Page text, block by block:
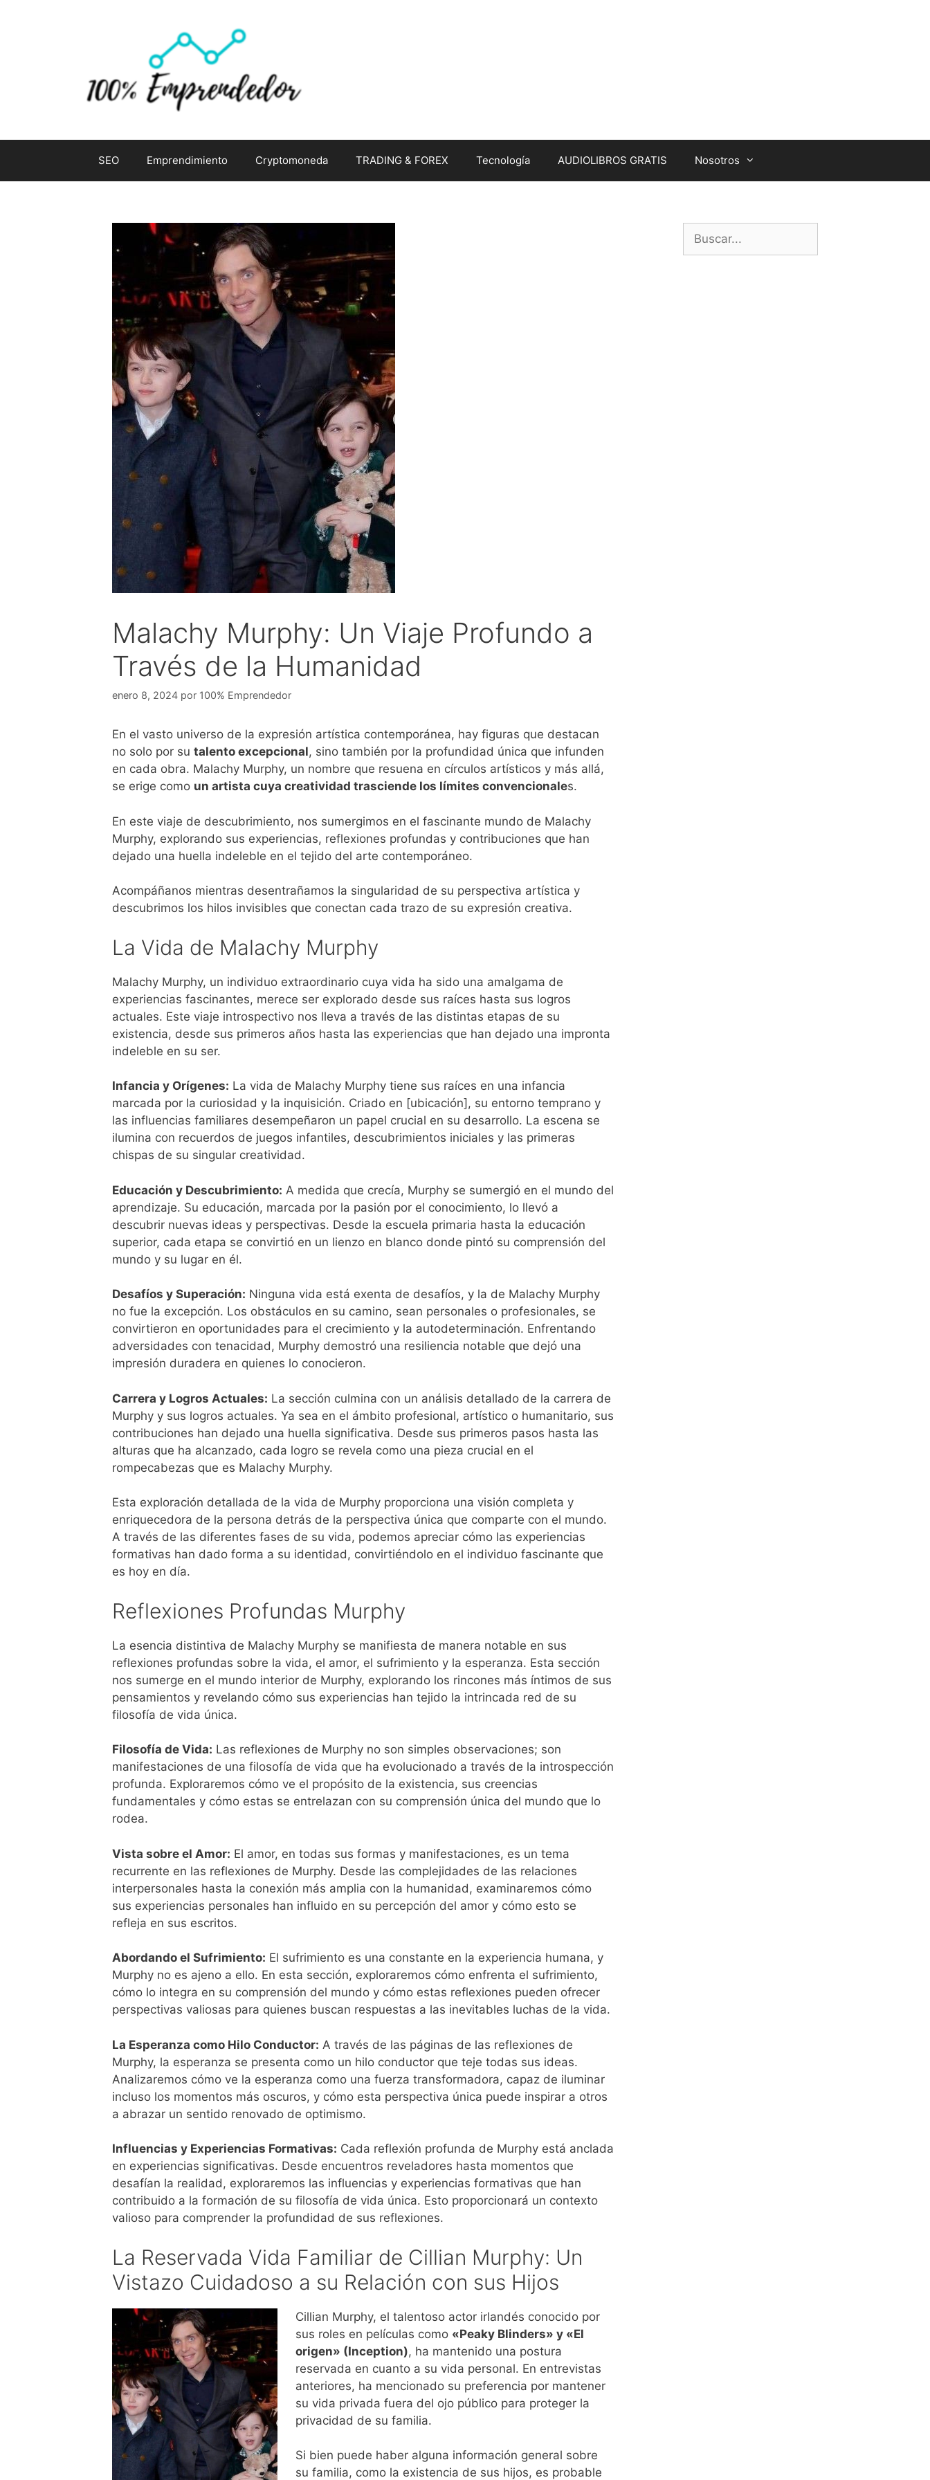
SEO Emprendimiento Cryptomoneda TRADING & FOREX Tecnología AUDIOLIBROS GRATIS Nosotros
Malachy Murphy: Un Viaje Profundo a
Través de la Humanidad
enero 8, 2024 por 100% Emprendedor
En el vasto universo de la expresión artística contemporánea, hay figuras que destacan
no solo por su talento excepcional, sino también por la profundidad única que infunden
en cada obra. Malachy Murphy, un nombre que resuena en círculos artísticos y más allá,
se erige como un artista cuya creatividad trasciende los límites convencionales.
En este viaje de descubrimiento, nos sumergimos en el fascinante mundo de Malachy
Murphy, explorando sus experiencias, reflexiones profundas y contribuciones que han
dejado una huella indeleble en el tejido del arte contemporáneo.
Acompáñanos mientras desentrañamos la singularidad de su perspectiva artística y
descubrimos los hilos invisibles que conectan cada trazo de su expresión creativa.
La Vida de Malachy Murphy
Malachy Murphy, un individuo extraordinario cuya vida ha sido una amalgama de
experiencias fascinantes, merece ser explorado desde sus raíces hasta sus logros
actuales. Este viaje introspectivo nos lleva a través de las distintas etapas de su
existencia, desde sus primeros años hasta las experiencias que han dejado una impronta
indeleble en su ser.
Infancia y Orígenes: La vida de Malachy Murphy tiene sus raíces en una infancia
marcada por la curiosidad y la inquisición. Criado en [ubicación], su entorno temprano y
las influencias familiares desempeñaron un papel crucial en su desarrollo. La escena se
ilumina con recuerdos de juegos infantiles, descubrimientos iniciales y las primeras
chispas de su singular creatividad.
Educación y Descubrimiento: A medida que crecía, Murphy se sumergió en el mundo del
aprendizaje. Su educación, marcada por la pasión por el conocimiento, lo llevó a
descubrir nuevas ideas y perspectivas. Desde la escuela primaria hasta la educación
superior, cada etapa se convirtió en un lienzo en blanco donde pintó su comprensión del
mundo y su lugar en él.
Desafíos y Superación: Ninguna vida está exenta de desafíos, y la de Malachy Murphy
no fue la excepción. Los obstáculos en su camino, sean personales o profesionales, se
convirtieron en oportunidades para el crecimiento y la autodeterminación. Enfrentando
adversidades con tenacidad, Murphy demostró una resiliencia notable que dejó una
impresión duradera en quienes lo conocieron.
Carrera y Logros Actuales: La sección culmina con un análisis detallado de la carrera de
Murphy y sus logros actuales. Ya sea en el ámbito profesional, artístico o humanitario, sus
contribuciones han dejado una huella significativa. Desde sus primeros pasos hasta las
alturas que ha alcanzado, cada logro se revela como una pieza crucial en el
rompecabezas que es Malachy Murphy.
Esta exploración detallada de la vida de Murphy proporciona una visión completa y
enriquecedora de la persona detrás de la perspectiva única que comparte con el mundo.
A través de las diferentes fases de su vida, podemos apreciar cómo las experiencias
formativas han dado forma a su identidad, convirtiéndolo en el individuo fascinante que
es hoy en día.
Reflexiones Profundas Murphy
La esencia distintiva de Malachy Murphy se manifiesta de manera notable en sus
reflexiones profundas sobre la vida, el amor, el sufrimiento y la esperanza. Esta sección
nos sumerge en el mundo interior de Murphy, explorando los rincones más íntimos de sus
pensamientos y revelando cómo sus experiencias han tejido la intrincada red de su
filosofía de vida única.
Filosofía de Vida: Las reflexiones de Murphy no son simples observaciones; son
manifestaciones de una filosofía de vida que ha evolucionado a través de la introspección
profunda. Exploraremos cómo ve el propósito de la existencia, sus creencias
fundamentales y cómo estas se entrelazan con su comprensión única del mundo que lo
rodea.
Vista sobre el Amor: El amor, en todas sus formas y manifestaciones, es un tema
recurrente en las reflexiones de Murphy. Desde las complejidades de las relaciones
interpersonales hasta la conexión más amplia con la humanidad, examinaremos cómo
sus experiencias personales han influido en su percepción del amor y cómo esto se
refleja en sus escritos.
Abordando el Sufrimiento: El sufrimiento es una constante en la experiencia humana, y
Murphy no es ajeno a ello. En esta sección, exploraremos cómo enfrenta el sufrimiento,
cómo lo integra en su comprensión del mundo y cómo estas reflexiones pueden ofrecer
perspectivas valiosas para quienes buscan respuestas a las inevitables luchas de la vida.
La Esperanza como Hilo Conductor: A través de las páginas de las reflexiones de
Murphy, la esperanza se presenta como un hilo conductor que teje todas sus ideas.
Analizaremos cómo ve la esperanza como una fuerza transformadora, capaz de iluminar
incluso los momentos más oscuros, y cómo esta perspectiva única puede inspirar a otros
a abrazar un sentido renovado de optimismo.
Influencias y Experiencias Formativas: Cada reflexión profunda de Murphy está anclada
en experiencias significativas. Desde encuentros reveladores hasta momentos que
desafían la realidad, exploraremos las influencias y experiencias formativas que han
contribuido a la formación de su filosofía de vida única. Esto proporcionará un contexto
valioso para comprender la profundidad de sus reflexiones.
La Reservada Vida Familiar de Cillian Murphy: Un
Vistazo Cuidadoso a su Relación con sus Hijos
Cillian Murphy, el talentoso actor irlandés conocido por
sus roles en películas como «Peaky Blinders» y «El
origen» (Inception), ha mantenido una postura
reservada en cuanto a su vida personal. En entrevistas
anteriores, ha mencionado su preferencia por mantener
su vida privada fuera del ojo público para proteger la
privacidad de su familia.
Si bien puede haber alguna información general sobre
su familia, como la existencia de sus hijos, es probable